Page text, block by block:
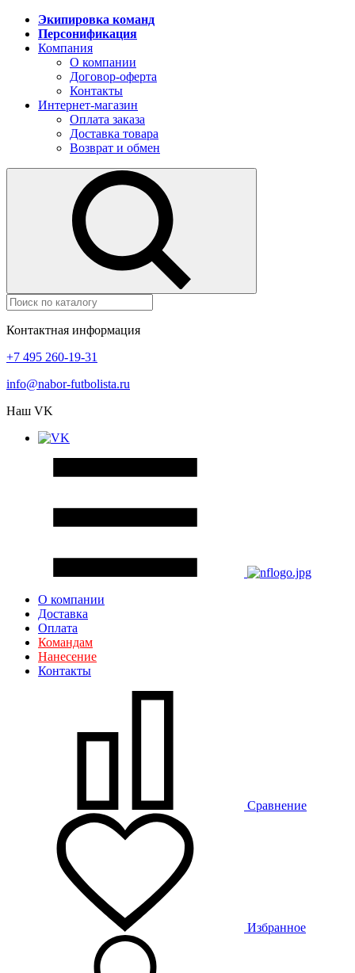
Экипировка команд
Персонификация
Компания
О компании
Договор-оферта
Контакты
Интернет-магазин
Оплата заказа
Доставка товара
Возврат и обмен
Контактная информация
+7 495 260-19-31
info@nabor-futbolista.ru
Наш VK
О компании
Доставка
Оплата
Командам
Нанесение
Контакты
Сравнение
Избранное